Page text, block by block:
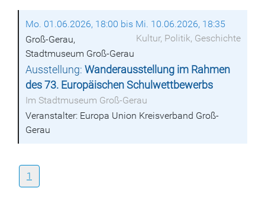
Mo. 01.06.2026, 18:00 bis Mi. 10.06.2026, 18:35
Kultur, Politik, Geschichte
Groß-Gerau,
Stadtmuseum Groß-Gerau
Ausstellung:Wanderausstellung im Rahmen
des 73. Europäischen Schulwettbewerbs
Im Stadtmuseum Groß-Gerau
Veranstalter: Europa Union Kreisverband Groß-
Gerau
1